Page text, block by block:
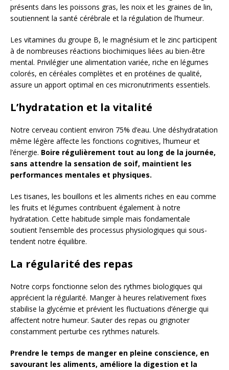
présents dans les poissons gras, les noix et les graines de lin,
soutiennent la santé cérébrale et la régulation de l’humeur.
Les vitamines du groupe B, le magnésium et le zinc participent
à de nombreuses réactions biochimiques liées au bien-être
mental. Privilégier une alimentation variée, riche en légumes
colorés, en céréales complètes et en protéines de qualité,
assure un apport optimal en ces micronutriments essentiels.
L’hydratation et la vitalité
Notre cerveau contient environ 75% d’eau. Une déshydratation
même légère affecte les fonctions cognitives, l’humeur et
l’énergie. Boire régulièrement tout au long de la journée,
sans attendre la sensation de soif, maintient les
performances mentales et physiques.
Les tisanes, les bouillons et les aliments riches en eau comme
les fruits et légumes contribuent également à notre
hydratation. Cette habitude simple mais fondamentale
soutient l’ensemble des processus physiologiques qui sous-
tendent notre équilibre.
La régularité des repas
Notre corps fonctionne selon des rythmes biologiques qui
apprécient la régularité. Manger à heures relativement fixes
stabilise la glycémie et prévient les fluctuations d’énergie qui
affectent notre humeur. Sauter des repas ou grignoter
constamment perturbe ces rythmes naturels.
Prendre le temps de manger en pleine conscience, en
savourant les aliments, améliore la digestion et la